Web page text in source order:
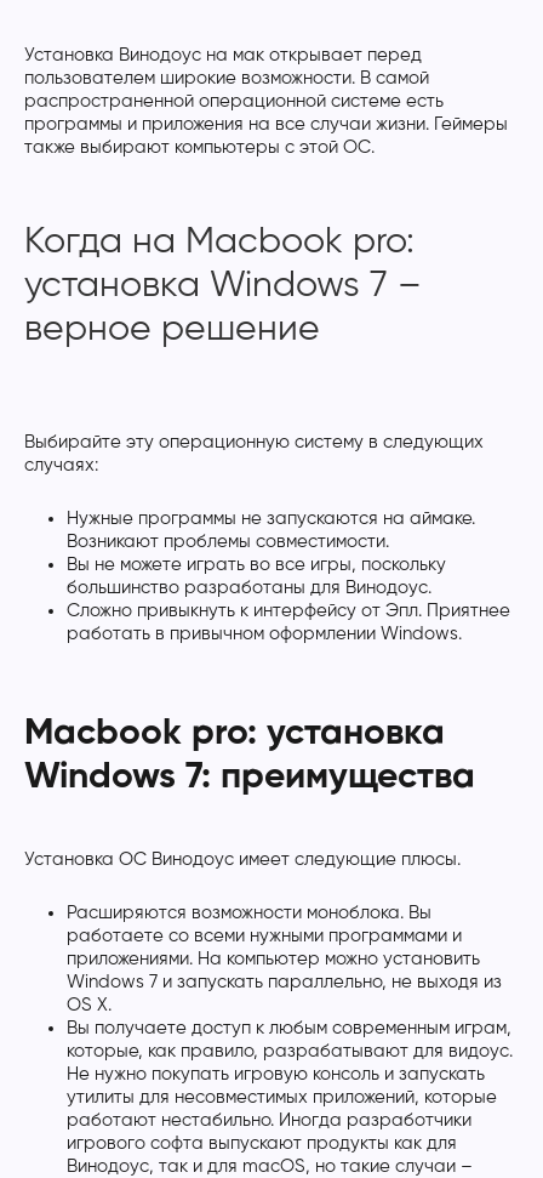
Установка Винодоус на мак открывает перед
пользователем широкие возможности. В самой
распространенной операционной системе есть
программы и приложения на все случаи жизни. Геймеры
также выбирают компьютеры с этой ОС.
Когда на Macbook pro:
установка Windows 7 –
верное решение
Выбирайте эту операционную систему в следующих
случаях:
Нужные программы не запускаются на аймаке.
Возникают проблемы совместимости.
Вы не можете играть во все игры, поскольку
большинство разработаны для Винодоус.
Сложно привыкнуть к интерфейсу от Эпл. Приятнее
работать в привычном оформлении Windows.
Macbook pro: установка
Windows 7: преимущества
Установка ОС Винодоус имеет следующие плюсы.
Расширяются возможности моноблока. Вы
работаете со всеми нужными программами и
приложениями. На компьютер можно установить
Windows 7 и запускать параллельно, не выходя из
OS X.
Вы получаете доступ к любым современным играм,
которые, как правило, разрабатывают для видоус.
Не нужно покупать игровую консоль и запускать
утилиты для несовместимых приложений, которые
работают нестабильно. Иногда разработчики
игрового софта выпускают продукты как для
Винодоус, так и для macOS, но такие случаи –